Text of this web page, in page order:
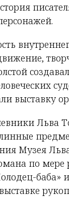
выставку
Льва
Музея
по
баба»